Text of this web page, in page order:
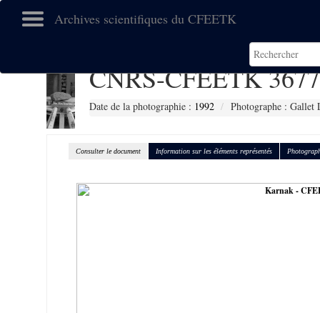
Archives scientifiques du CFEETK
CNRS-CFEETK
Date de la photographie : 1992 Photographe : Gallet
Consulter le document Information sur les éléments représentés